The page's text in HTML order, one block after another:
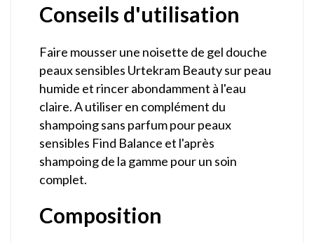
Conseils d'utilisation
Faire mousser une noisette de gel douche
peaux sensibles Urtekram Beauty sur peau
humide et rincer abondamment à l'eau
claire. A utiliser en complément du
shampoing sans parfum pour peaux
sensibles Find Balance et l'après
shampoing de la gamme pour un soin
complet.
Composition